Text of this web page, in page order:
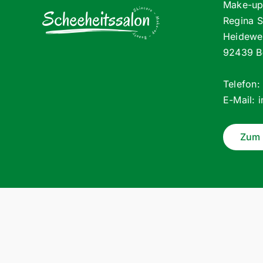
Make-
Regina
92439
Telefon:
E-Mail: